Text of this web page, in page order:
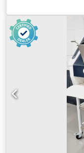
стоп / старт, са